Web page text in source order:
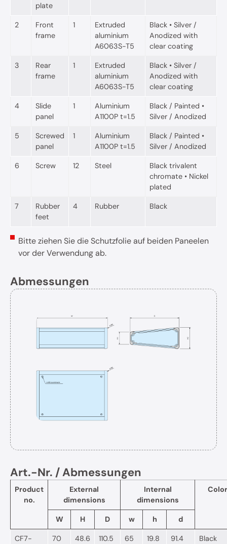
plate
2
Front
frame
1
Extruded
aluminium
A6063S-T5
Black • Silver /
Anodized with
clear coating
3
Rear
frame
1
Extruded
aluminium
A6063S-T5
Black • Silver /
Anodized with
clear coating
4
Slide
panel
1
Aluminium
A1100P t=1.5
Black / Painted •
Silver / Anodized
5
Screwed
panel
1
Aluminium
A1100P t=1.5
Black / Painted •
Silver / Anodized
6 Screw 12 Steel
Black trivalent
chromate • Nickel
plated
7
Rubber
feet
4 Rubber Black
Bitte ziehen Sie die Schutzfolie auf beiden Paneelen
vor der Verwendung ab.
Abmessungen
Art.-Nr. / Abmessungen
Product
no.
External
dimensions
Internal
dimensions
Color
W H D w h d
CF7-
70 48.6 110.5 65 19.8 91.4 Black